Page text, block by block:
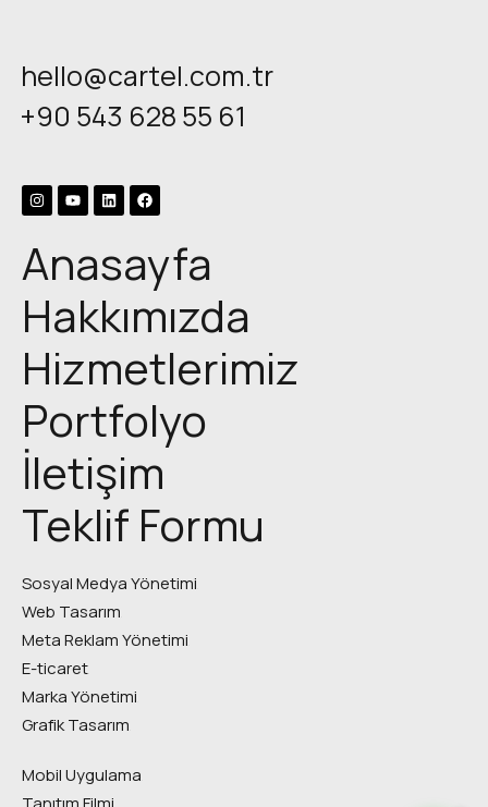
hello@cartel.com.tr
+90 543 628 55 61
Anasayfa
Hakkımızda
Hizmetlerimiz
Portfolyo
İletişim
Teklif Formu
Sosyal Medya Yönetimi
Web Tasarım
Meta Reklam Yönetimi
E-ticaret
Marka Yönetimi
Grafik Tasarım
Mobil Uygulama